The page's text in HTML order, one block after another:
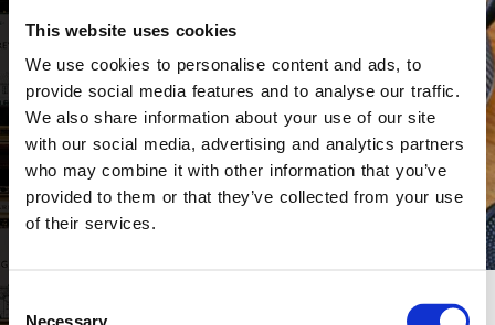
This website uses cookies
We use cookies to personalise content and ads, to
provide social media features and to analyse our traffic.
We also share information about your use of our site
with our social media, advertising and analytics partners
who may combine it with other information that you’ve
provided to them or that they’ve collected from your use
of their services.
Consent
Necessary
Tepåsar från Kusmi Tea
Tepåsar från Kusmi Tea i olika blandningar och smaker.
Länkar: Kusmi Tea lösvikt
Kusmi Tea löste i
burk